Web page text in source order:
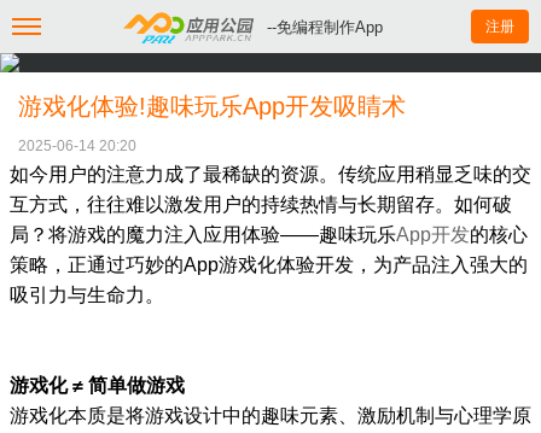
--免编程制作App 注册
游戏化体验!趣味玩乐App开发吸睛术
2025-06-14 20:20
如今用户的注意力成了最稀缺的资源。传统应用稍显乏味的交
互方式，往往难以激发用户的持续热情与长期留存。如何破
局？将游戏的魔力注入应用体验——趣味玩乐App开发的核心
策略，正通过巧妙的App游戏化体验开发，为产品注入强大的
吸引力与生命力。
游戏化 ≠ 简单做游戏
游戏化本质是将游戏设计中的趣味元素、激励机制与心理学原